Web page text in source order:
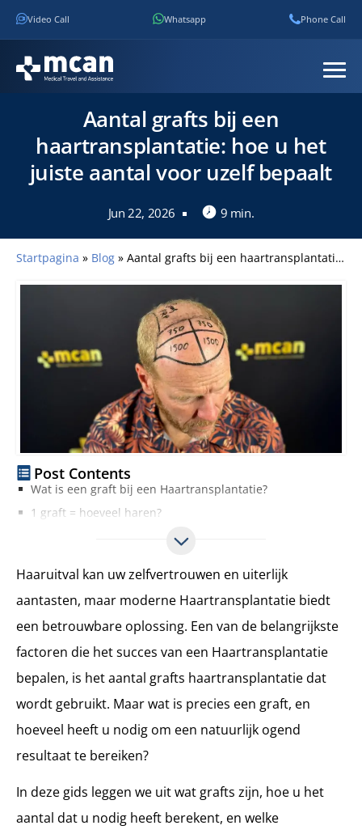
Video Call Whatsapp Phone Call
Aantal grafts bij een
haartransplantatie: hoe u het
juiste aantal voor uzelf bepaalt
Jun 22, 2026 9 min.
Startpagina » Blog » Aantal grafts bij een haartransplantatie: hoe u het juiste aantal voor uzelf bepaalt
Post Contents
Wat is een graft bij een Haartransplantatie?
1 graft = hoeveel haren?
Hoe het aantal grafts haartransplantatie te berekenen
Welke resultaten te verwachten op basis van het aantal grafts
Veelgestelde vragen over grafts bij Haartransplantatie
Wat is het maximaal aantal grafts haartransplantatie dat in één sessie kan worden getransplanteerd?
Hoeveel grafts heb ik nodig voor een natuurlijk ogende haarlijn?
Kan ik een groot aantal grafts opsplitsen in meerdere sessies?
Hoe bereken ik het aantal grafts dat ik voor mijn kruin nodig heb?
Hoeveel haren bevat 1 graft meestal?
Wat gebeurt er als ik in de toekomst extra grafts nodig heb?
Beïnvloedt het aantal grafts de kosten van de Haartransplantatie?
Hoe zorgen chirurgen ervoor dat grafts gelijkmatig worden geplaatst?
Haaruitval kan uw zelfvertrouwen en uiterlijk
aantasten, maar moderne Haartransplantatie biedt
een betrouwbare oplossing. Een van de belangrijkste
factoren die het succes van een Haartransplantatie
bepalen, is het aantal grafts haartransplantatie dat
wordt gebruikt. Maar wat is precies een graft, en
hoeveel heeft u nodig om een natuurlijk ogend
resultaat te bereiken?
In deze gids leggen we uit wat grafts zijn, hoe u het
aantal dat u nodig heeft berekent, en welke